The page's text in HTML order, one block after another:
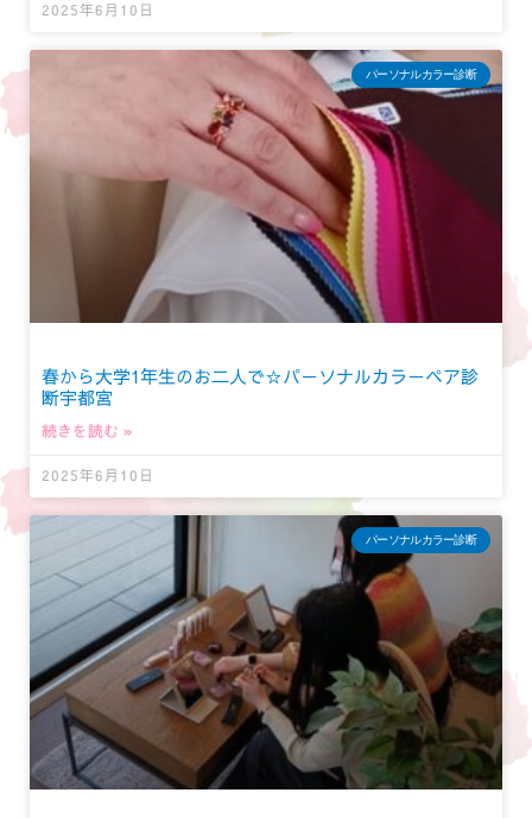
2025年6月10日
パーソナルカラー診断
春から大学1年生のお二人で☆パーソナルカラーペア診
断宇都宮
続きを読む »
2025年6月10日
パーソナルカラー診断